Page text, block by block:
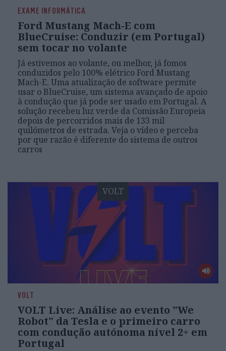
EXAME INFORMÁTICA
Ford Mustang Mach-E com
BlueCruise: Conduzir (em Portugal)
sem tocar no volante
Já estivemos ao volante, ou melhor, já fomos
conduzidos pelo 100% elétrico Ford Mustang
Mach-E. Uma atualização de software permite
usar o BlueCruise, um sistema avançado de apoio
à condução que já pode ser usado em Portugal. A
solução recebeu luz verde da Comissão Europeia
depois de percorridos mais de 133 mil
quilómetros de estrada. Veja o vídeo e perceba
por que razão é diferente do sistema de outros
carros
VOLT
VOLT
VOLT Live: Análise ao evento "We
Robot" da Tesla e o primeiro carro
com condução autónoma nível 2+ em
Portugal